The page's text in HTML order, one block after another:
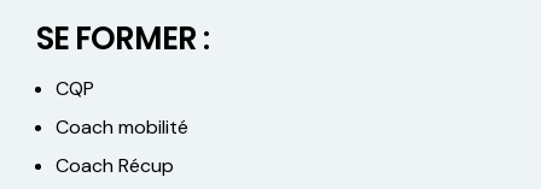
SE FORMER :
CQP
Coach mobilité
Coach Récup